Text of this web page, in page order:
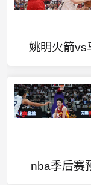
姚明火箭vs
nba季后赛